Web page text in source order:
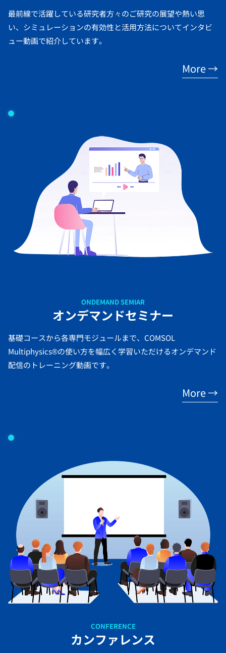
最前線で活躍している研究者方々のご研究の展望や熱い思
い、シミュレーションの有効性と活用方法についてインタビ
ュー動画で紹介しています。
More →
ONDEMAND SEMIAR
オンデマンドセミナー
基礎コースから各専門モジュールまで、COMSOL
Multiphysics®の使い方を幅広く学習いただけるオンデマンド
配信のトレーニング動画です。
More →
CONFERENCE
カンファレンス